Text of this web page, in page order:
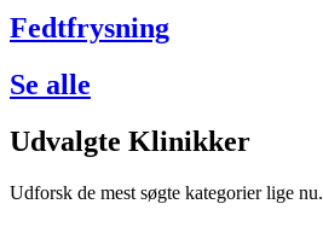
Fedtfrysning
Se alle
Udvalgte Klinikker
Udforsk de mest søgte kategorier lige nu.